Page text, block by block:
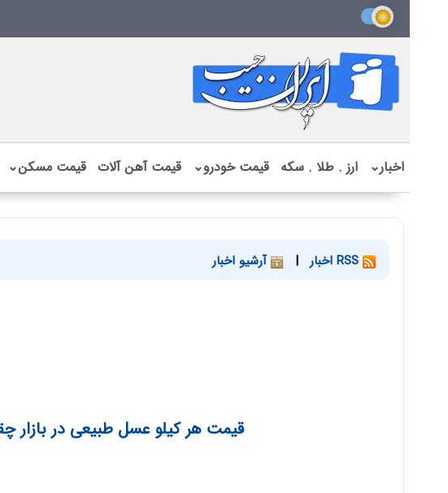
اخبار⌄ ارز . طلا . سکه قیمت خودرو⌄ قیمت آهن آلات قیمت مسکن⌄
| آرشیو اخبار
قیمت هر کیلو عسل طبیعی در بازار